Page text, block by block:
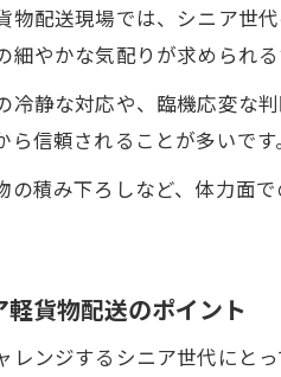
年
シ
軽
シ
シニア
シ
軽
配送現場では、シニア世
やかな気配りが求められ
冷静な対応や、臨機応変な
信頼されることが多いです。
の積み下ろしなど、体力面
貨物配送のポイント
レンジするシニア世代にと